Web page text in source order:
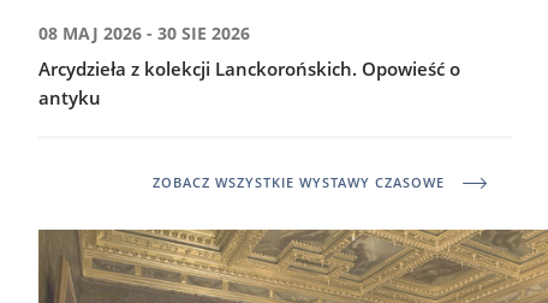
08 MAJ 2026 - 30 SIE 2026
Arcydzieła z kolekcji Lanckorońskich. Opowieść o
antyku
ZOBACZ WSZYSTKIE WYSTAWY CZASOWE